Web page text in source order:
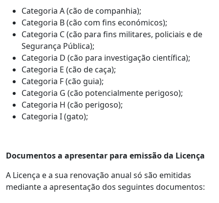
Categoria A (cão de companhia);
Categoria B (cão com fins económicos);
Categoria C (cão para fins militares, policiais e de
Segurança Pública);
Categoria D (cão para investigação científica);
Categoria E (cão de caça);
Categoria F (cão guia);
Categoria G (cão potencialmente perigoso);
Categoria H (cão perigoso);
Categoria I (gato);
Documentos a apresentar para emissão da Licença
A Licença e a sua renovação anual só são emitidas
mediante a apresentação dos seguintes documentos: